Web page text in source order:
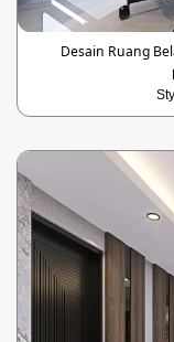
Desain Ruang